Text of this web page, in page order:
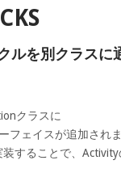
ルを別クラスに
クラスに
フェイスが追加され
することで、Activity